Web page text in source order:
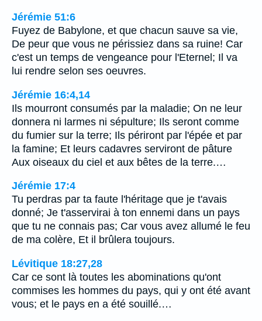
Jérémie 51:6
Fuyez de Babylone, et que chacun sauve sa vie,
De peur que vous ne périssiez dans sa ruine! Car
c'est un temps de vengeance pour l'Eternel; Il va
lui rendre selon ses oeuvres.
Jérémie 16:4,14
Ils mourront consumés par la maladie; On ne leur
donnera ni larmes ni sépulture; Ils seront comme
du fumier sur la terre; Ils périront par l'épée et par
la famine; Et leurs cadavres serviront de pâture
Aux oiseaux du ciel et aux bêtes de la terre.…
Jérémie 17:4
Tu perdras par ta faute l'héritage que je t'avais
donné; Je t'asservirai à ton ennemi dans un pays
que tu ne connais pas; Car vous avez allumé le feu
de ma colère, Et il brûlera toujours.
Lévitique 18:27,28
Car ce sont là toutes les abominations qu'ont
commises les hommes du pays, qui y ont été avant
vous; et le pays en a été souillé.…